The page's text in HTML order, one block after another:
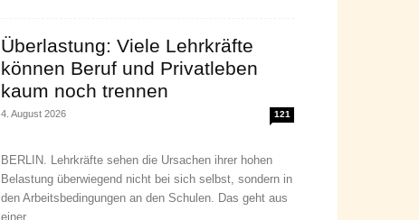
Überlastung: Viele Lehrkräfte
können Beruf und Privatleben
kaum noch trennen
4. August 2026 121
BERLIN. Lehrkräfte sehen die Ursachen ihrer hohen
Belastung überwiegend nicht bei sich selbst, sondern in
den Arbeitsbedingungen an den Schulen. Das geht aus
einer...